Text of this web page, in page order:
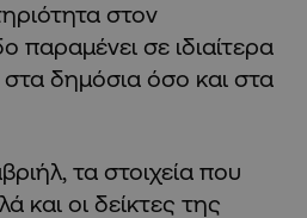
στον
παραμένει σε ιδιαίτερα
δημόσια όσο και στα
τα στοιχεία που
και οι δείκτες της